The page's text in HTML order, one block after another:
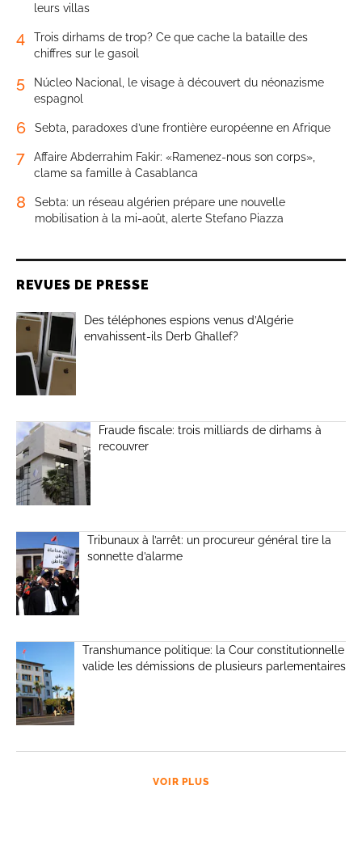
leurs villas
4
Trois dirhams de trop? Ce que cache la bataille des
chiffres sur le gasoil
5
Núcleo Nacional, le visage à découvert du néonazisme
espagnol
6 Sebta, paradoxes d’une frontière européenne en Afrique
7
Affaire Abderrahim Fakir: «Ramenez-nous son corps»,
clame sa famille à Casablanca
8
Sebta: un réseau algérien prépare une nouvelle
mobilisation à la mi-août, alerte Stefano Piazza
REVUES DE PRESSE
Des téléphones espions venus d’Algérie
envahissent-ils Derb Ghallef?
Fraude fiscale: trois milliards de dirhams à
recouvrer
Tribunaux à l’arrêt: un procureur général tire la
sonnette d’alarme
Transhumance politique: la Cour constitutionnelle
valide les démissions de plusieurs parlementaires
VOIR PLUS